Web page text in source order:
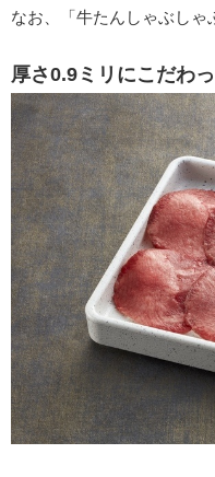
なお、「牛たんしゃぶしゃ
厚さ0.9ミリにこだわ